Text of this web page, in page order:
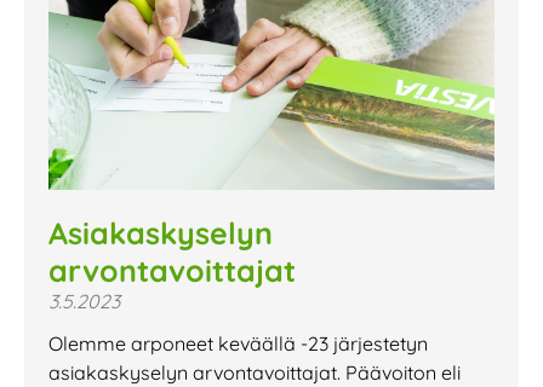
Asiakaskyselyn
arvontavoittajat
3.5.2023
Olemme arponeet keväällä -23 järjestetyn
asiakaskyselyn arvontavoittajat. Päävoiton eli